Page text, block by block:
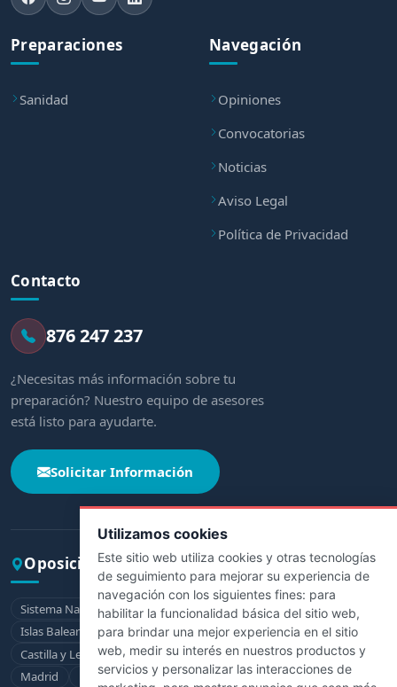
Utilizamos cookies
Este sitio web utiliza cookies y otras tecnologías
de seguimiento para mejorar su experiencia de
navegación con los siguientes fines: para
habilitar la funcionalidad básica del sitio web,
para brindar una mejor experiencia en el sitio
web, medir su interés en nuestros productos y
servicios y personalizar las interacciones de
Preparaciones
Sanidad
Navegación
Opiniones
Convocatorias
Noticias
Aviso Legal
Política de Privacidad
Contacto
876 247 237
¿Necesitas más información sobre tu
preparación? Nuestro equipo de asesores
está listo para ayudarte.
Solicitar Información
Oposiciones por comunidad
Sistema Nacional de Salud Andalucía Aragón
Asturias
Islas Baleares
Canarias Cantabria
Castilla-La Mancha
Castilla y León
Cataluña Extremadura Galicia
La Rioja
Madrid
Murcia Navarra País Vasco